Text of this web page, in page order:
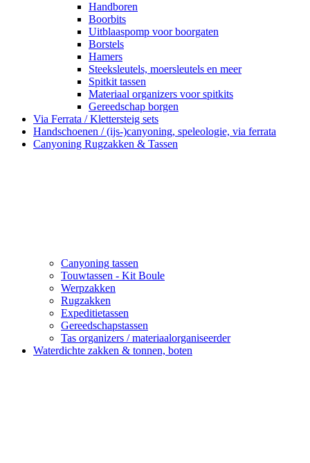
Handboren
Boorbits
Uitblaaspomp voor boorgaten
Borstels
Hamers
Steeksleutels, moersleutels en meer
Spitkit tassen
Materiaal organizers voor spitkits
Gereedschap borgen
Via Ferrata / Klettersteig sets
Handschoenen / (ijs-)canyoning, speleologie, via ferrata
Canyoning Rugzakken & Tassen
Canyoning tassen
Touwtassen - Kit Boule
Werpzakken
Rugzakken
Expeditietassen
Gereedschapstassen
Tas organizers / materiaalorganiseerder
Waterdichte zakken & tonnen, boten